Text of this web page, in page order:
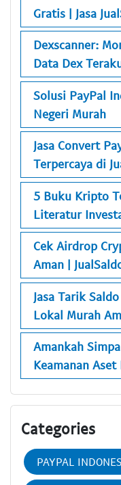
Gratis | Jasa
Dexscanner:
Data Dex
Solusi PayPal
Negeri Murah
Jasa Convert
Terpercaya di
5 Buku Kripto
Literatur
Cek Airdrop
Aman |
Jasa Tarik
Lokal Murah
Amankah
Keamanan
Categories
PAYPAL